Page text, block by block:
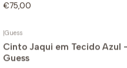
€75,00
Cinto Jaqui em Tecido Azul -
Guess
€50,00